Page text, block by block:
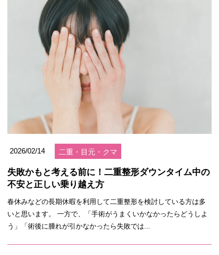
2026/02/14 二重・目元・クマ
失敗かもと考える前に！二重整形ダウンタイム中の
不安と正しい乗り越え方
春休みなどの長期休暇を利用して二重整形を検討している方は多
いと思います。 一方で、「手術がうまくいかなかったらどうしよ
う」「術後に腫れが引かなかったら失敗では...